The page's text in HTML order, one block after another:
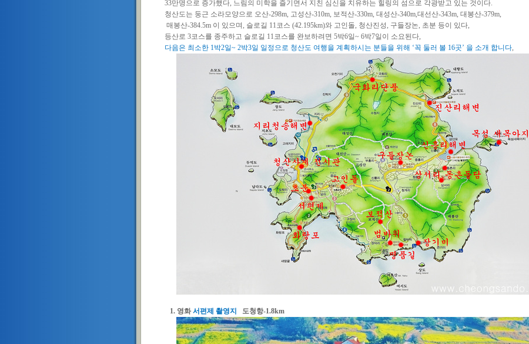
33만명으로 증가했다, 느림의 미학을 즐기면서 지친 심신을 치유하는 힐링의 섬으로 각광받고 있는 것이다.
청산도는 둥근 소라모양으로 오산-298m, 고성산-310m, 보적산-330m, 대성산-340m,대선산-343m, 대봉산-379m,
매봉산-384.5m 이 있으며, 슬로길 11코스 (42.195km)와 고인돌, 청산진성, 구들장논, 초분 등이 있다,
등산로 3코스를 종주하고 슬로길 11코스를 완보하려면 5박6일~ 6박7일이 소요된다,
다음은 최소한 1박2일~ 2박3일 일정으로 청산도 여행을 계획하시는 분들을 위해 ‘꼭 둘러 볼 16곳’ 을 소개 합니다,
1. 영화서편제 촬영지 도청항-1.8km